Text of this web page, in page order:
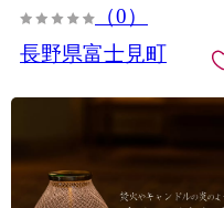
じんのとりこ 八ヶ岳わく
（0）
長野県富士見町